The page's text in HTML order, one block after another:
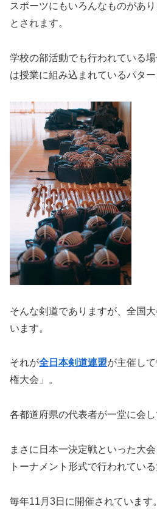
スポーツにもいろんなものがあ
とされます。
学校の部活動でも行われている
は授業に組み込まれているパター
そんな剣道でありますが、全国
います。
それが全日本剣道連盟が主催し
権大会」。
各都道府県の代表者が一堂に会し
まさに日本一決定戦といった大
トーナメント形式で行われてい
毎年11月3日に開催されています。